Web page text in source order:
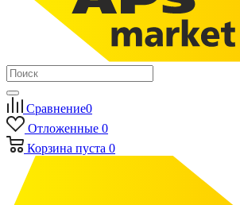
Сравнение0
Отложенные 0
Корзина пуста 0